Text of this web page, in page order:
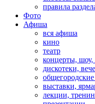
правила
Фото
Афиша
вся афиша
кино
театр
концерты,
дискотеки,
выставки,
лекции,